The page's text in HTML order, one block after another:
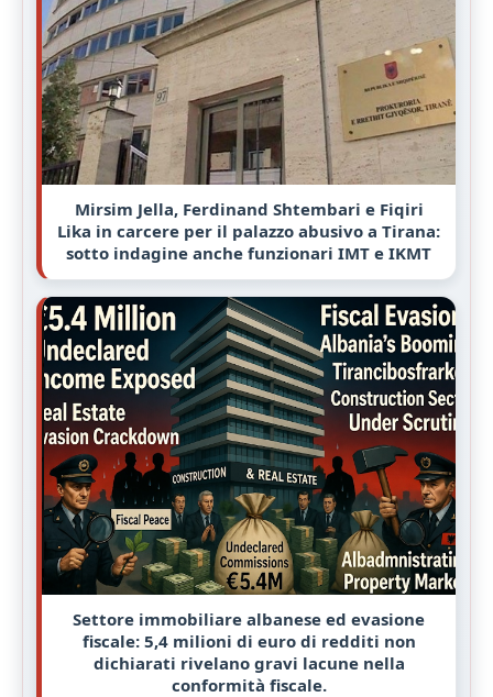
Mirsim Jella, Ferdinand Shtembari e Fiqiri
Lika in carcere per il palazzo abusivo a Tirana:
sotto indagine anche funzionari IMT e IKMT
Settore immobiliare albanese ed evasione
fiscale: 5,4 milioni di euro di redditi non
dichiarati rivelano gravi lacune nella
conformità fiscale.